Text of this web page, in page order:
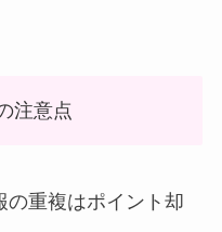
注意点
の重複はポイント却